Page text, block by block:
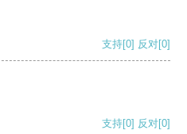
支持[0] 反对[0]
支持[0] 反对[0]